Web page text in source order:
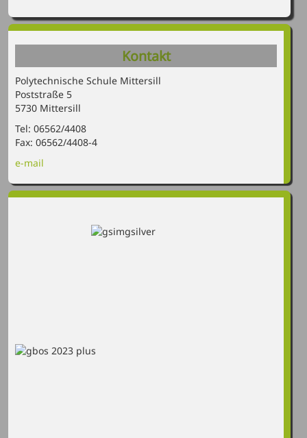
Kontakt
Polytechnische Schule Mittersill
Poststraße 5
5730 Mittersill
Tel: 06562/4408
Fax: 06562/4408-4
e-mail